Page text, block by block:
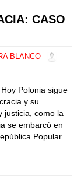
CASO
BLANCO
Polonia sigue
y su
justicia, como la
se embarcó en
Popular